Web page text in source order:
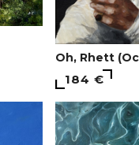
Oh, Rhett
184 €